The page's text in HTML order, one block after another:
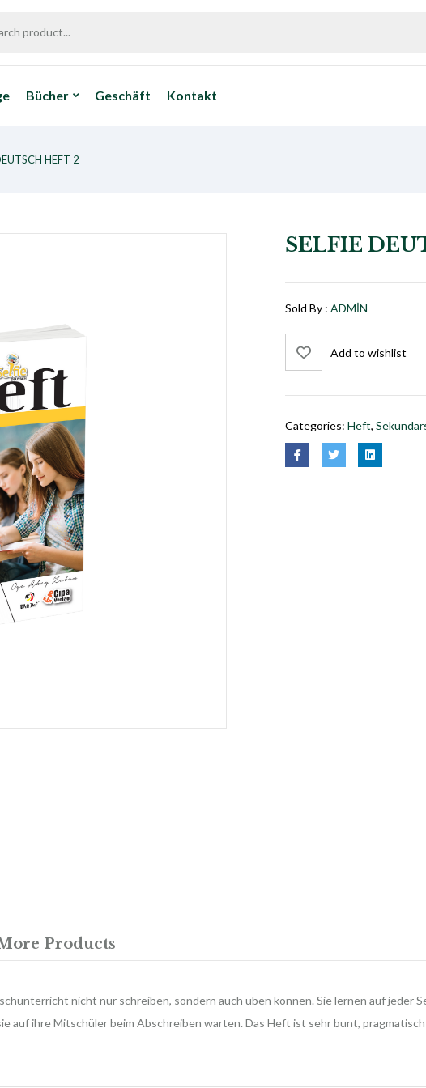
Bücher Geschäft Kontakt
HEFT 2
SELFIE
Sold By : ADMIN
Add to wishlist
Categories: Heft,
Products
nicht nur schreiben, sondern auch üben können. Sie lernen auf jeder
auf ihre Mitschüler beim Abschreiben warten. Das Heft ist sehr bunt,